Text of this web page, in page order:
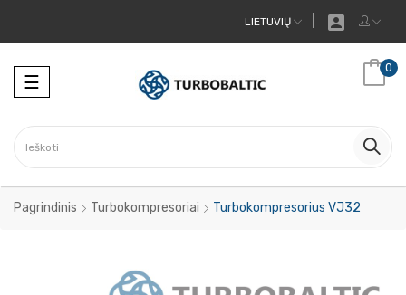
LIETUVIŲ 
Toggle
navigation
☰
0
Pagrindinis Turbokompresoriai Turbokompresorius VJ32